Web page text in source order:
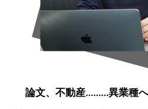
論文、不動産………異業種